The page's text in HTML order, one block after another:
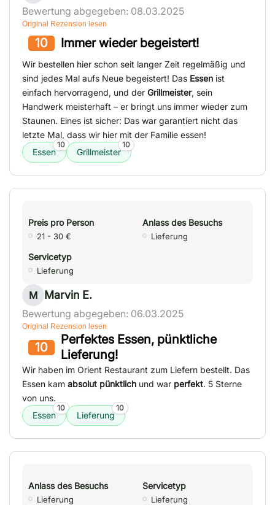
Bewertung abgegeben: 08.03.2025
Original Rezension lesen
10 Immer wieder begeistert!
Wir bestellen hier schon seit langer Zeit regelmäßig und
sind jedes Mal aufs Neue begeistert! Das Essen ist
einfach hervorragend, und der Grillmeister, sein
Handwerk meisterhaft – er bringt uns immer wieder zum
Staunen. Eines ist sicher: Das war garantiert nicht das
letzte Mal, dass wir hier mit der Familie essen!
Essen
10
Grillmeister
10
Preis pro Person
21 - 30 €
Anlass des Besuchs
Lieferung
Servicetyp
Lieferung
M Marvin E.
Bewertung abgegeben: 06.03.2025
Original Rezension lesen
10
Perfektes Essen, pünktliche
Lieferung!
Wir haben im Orient Restaurant zum Liefern bestellt. Das
Essen kam absolut pünktlich und war perfekt. 5 Sterne
von uns.
Essen
10
Lieferung
10
Anlass des Besuchs
Lieferung
Servicetyp
Lieferung